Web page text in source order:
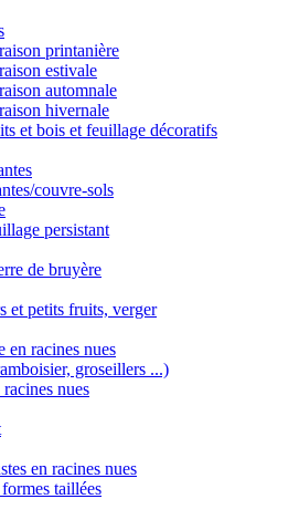
printanière
estivale
automnale
hivernale
et bois et feuillage décoratifs
couvre-sols
persistant
de bruyère
et petits fruits, verger
en racines nues
groseillers ...)
nues
en racines nues
taillées